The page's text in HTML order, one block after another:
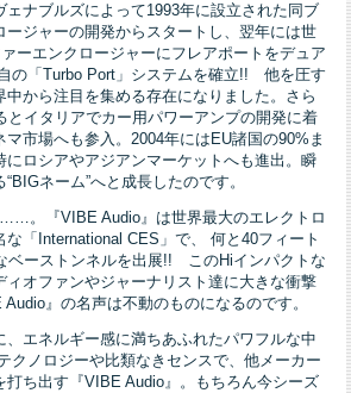
ェナブルズによって1993年に設立された同ブ
ージャーの開発からスタートし、翌年には世
ーエンクロージャーにフレアポートをデュア
の「Turbo Port」システムを確立!! 他を圧す
中から注目を集める存在になりました。さら
とイタリアでカー用パワーアンプの開発に着
市場へも参入。2004年にはEU諸国の90%ま
にロシアやアジアンマーケットへも進出。瞬
ネーム”へと成長したのです。
。『VIBE Audio』は世界最大のエレクトロ
な「International CES」で、 何と40フィート
ベーストンネルを出展!! このHiインパクトな
ィオファンやジャーナリスト達に大きな衝撃
』の名声は不動のものになるのです。
、エネルギー感に満ちあふれたパワフルな中
クノロジーや比類なきセンスで、他メーカー
打ち出す『VIBE Audio』。もちろん今シーズ